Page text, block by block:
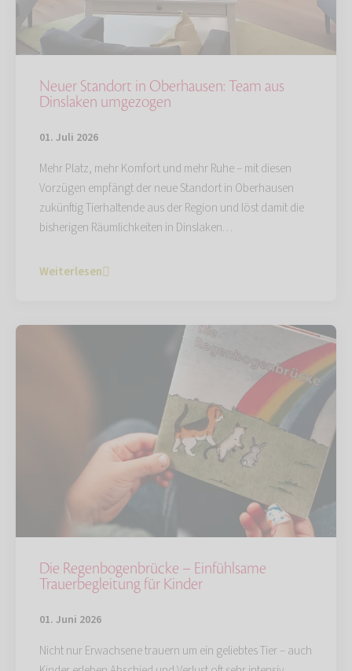
Neuer Standort in Oberhausen: Team aus
Dinslaken umgezogen
01. Juli 2026
Mehr Platz, mehr Komfort und mehr Ruhe – mit diesen
Vorzügen empfängt der neue Standort in Oberhausen
zukünftig Tierhaltende aus der Region und löst damit die
bisherigen Räumlichkeiten in Dinslaken…
Weiterlesen
Die Regenbogenbrücke – Einfühlsame
Trauerbegleitung für Kinder
01. Juni 2026
Nicht nur Erwachsene trauern um ein geliebtes Tier – auch